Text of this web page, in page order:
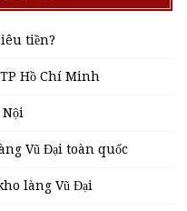
tiền?
Hồ Chí Minh
Vũ Đại toàn quốc
làng Vũ Đại